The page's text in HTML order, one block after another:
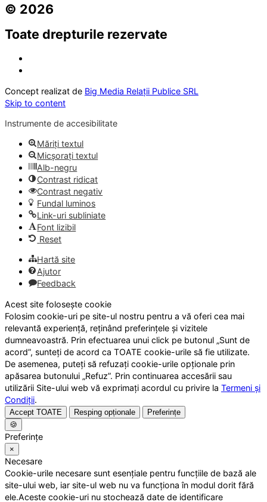
© 2026
Toate drepturile rezervate
Concept realizat de Big Media Relații Publice SRL
Skip to content
Instrumente de accesibilitate
Măriți textul
Micșorați textul
Alb-negru
Contrast ridicat
Contrast negativ
Fundal luminos
Link-uri subliniate
Font lizibil
Reset
Hartă site
Ajutor
Feedback
Acest site folosește cookie
Folosim cookie-uri pe site-ul nostru pentru a vă oferi cea mai
relevantă experiență, reținând preferințele și vizitele
dumneavoastră. Prin efectuarea unui click pe butonul „Sunt de
acord”, sunteți de acord ca TOATE cookie-urile să fie utilizate.
De asemenea, puteți să refuzați cookie-urile opționale prin
apăsarea butonului „Refuz”. Prin continuarea accesării sau
utilizării Site-ului web vă exprimați acordul cu privire la Termeni și
Condiții.
Accept TOATE Resping opționale
Preferințe
🍪
Preferințe
×
Necesare
Cookie-urile necesare sunt esențiale pentru funcțiile de bază ale
site-ului web, iar site-ul web nu va funcționa în modul dorit fără
ele.Aceste cookie-uri nu stochează date de identificare